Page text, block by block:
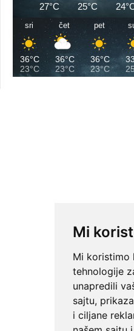
Mi
Mi koristimo
tehnologije
unapredili
sajtu,
i ciljane
27°C 25°C
sri
36°C
23°C
čet
36°C
23°C
pet
36°C
23°C